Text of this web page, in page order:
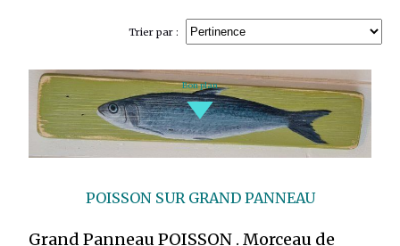
Trier par :
Bon plan
POISSON SUR GRAND PANNEAU
Grand Panneau POISSON . Morceau de